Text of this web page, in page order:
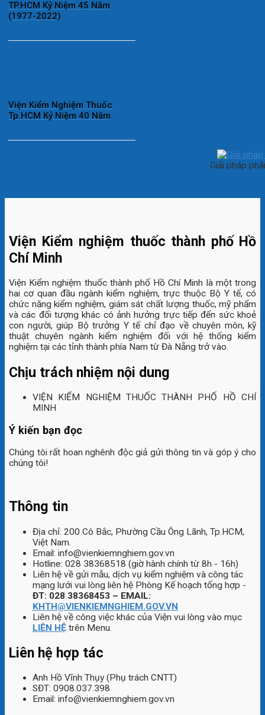
TP.HCM Kỷ Niệm 45 Năm
(1977-2022)
Viện Kiểm Nghiệm Thuốc
Tp.HCM Kỷ Niệm 40 Năm
Giải pháp
Viện Kiểm nghiệm thuốc thành phố Hồ
Chí Minh
Viện Kiểm nghiệm thuốc thành phố Hồ Chí Minh là một trong
hai cơ quan đầu ngành kiểm nghiệm, trực thuộc Bộ Y tế, có
chức năng kiểm nghiệm, giám sát chất lượng thuốc, mỹ phẩm
và các đối tượng khác có ảnh hưởng trực tiếp đến sức khoẻ
con người, giúp Bộ trưởng Y tế chỉ đạo về chuyên môn, kỹ
thuật chuyên ngành kiểm nghiệm đối với hệ thống kiểm
nghiệm tại các tỉnh thành phía Nam từ Đà Nẵng trở vào.
Chịu trách nhiệm nội dung
VIỆN KIỂM NGHIỆM THUỐC THÀNH PHỐ HỒ CHÍ
MINH
Ý kiến bạn đọc
Chúng tôi rất hoan nghênh độc giả gửi thông tin và góp ý cho
chúng tôi!
Thông tin
Địa chỉ: 200 Cô Bắc, Phường Cầu Ông Lãnh, Tp.HCM,
Việt Nam.
Email: info@vienkiemnghiem.gov.vn
Hotline: 028 38368518 (giờ hành chính từ 8h - 16h)
Liên hệ về gửi mẫu, dịch vụ kiểm nghiệm và công tác
mạng lưới vui lòng liên hệ Phòng Kế hoạch tổng hợp -
ĐT: 028 38368453 – EMAIL:
KHTH@VIENKIEMNGHIEM.GOV.VN
Liên hệ về công việc khác của Viện vui lòng vào mục
LIÊN HỆ trên Menu.
Liên hệ hợp tác
Anh Hồ Vĩnh Thụy (Phụ trách CNTT)
SĐT: 0908.037.398
Email: info@vienkiemnghiem.gov.vn